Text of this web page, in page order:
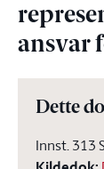
ansvar
Dette
Innst. 313